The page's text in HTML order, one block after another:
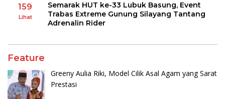
159
Lihat
Semarak HUT ke-33 Lubuk Basung, Event
Trabas Extreme Gunung Silayang Tantang
Adrenalin Rider
Feature
Greeny Aulia Riki, Model Cilik Asal Agam yang Sarat
Prestasi